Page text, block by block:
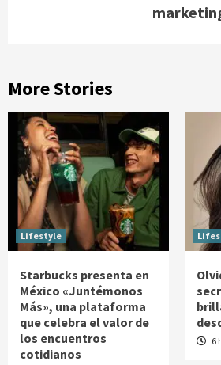
More Stories
Lifestyle
Starbucks presenta en
México «Juntémonos
Más», una plataforma
que celebra el valor de
los encuentros
cotidianos
6